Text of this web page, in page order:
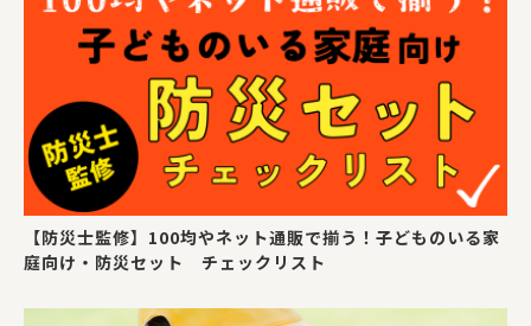
【防災士監修】100均やネット通販で揃う！子どものいる家
庭向け・防災セット チェックリスト